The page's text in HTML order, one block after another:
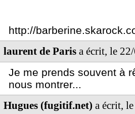
http://
laurent de Paris a écrit, le
Je me prends souvent à
nous montrer...
Hugues (fugitif.net) a écrit,